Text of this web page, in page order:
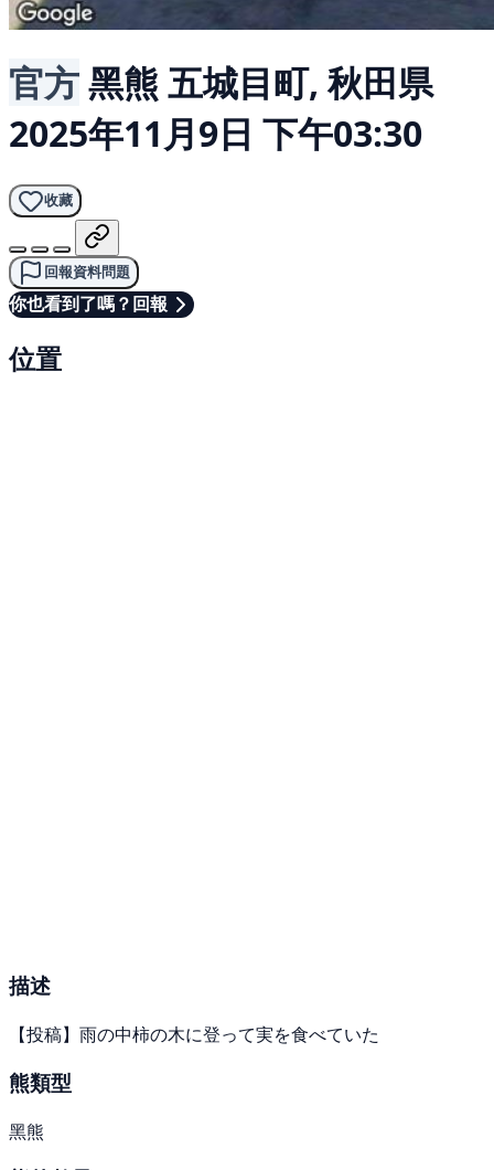
官方黑熊 五城目町, 秋田県
2025年11月9日 下午03:30
收藏
回報資料問題
你也看到了嗎？回報
位置
描述
【投稿】雨の中柿の木に登って実を食べていた
熊類型
黑熊